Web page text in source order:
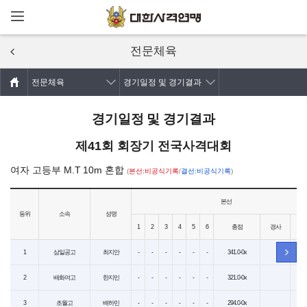
주요콘텐츠로
전문체육
전문체육 경기일정 및 경기결과
경기일정 및 경기결과
제41회 회장기 전국사격대회
여자 고등부 M.T 10m 혼합(본선:비공식기록/결선:비공식기록)
등위 소속 성명
본선
1 2 3 4 5 6 총점 경사
1 삼일공고 최지안 - - - - - - 341.0-0x
2 배화여고 한지민 - - - - - - 321.0-0x
3 초월고 배하민 - - - - - - 294.0-0x